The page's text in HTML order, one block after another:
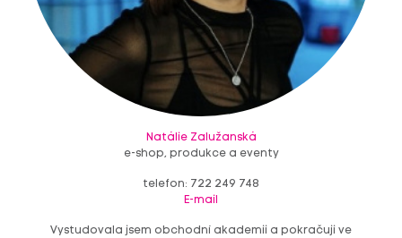
Natálie Zalužanská
e-shop, produkce a eventy
telefon: 722 249 748
E-mail
Vystudovala jsem obchodní akademii a pokračuji ve